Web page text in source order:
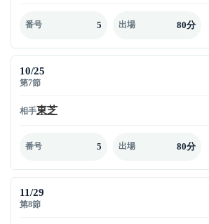
番号 5 出場 80分
10/25
第7節
相手東芝
番号 5 出場 80分
11/29
第8節